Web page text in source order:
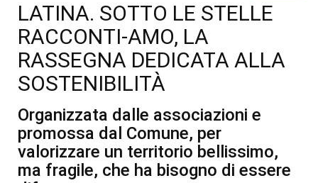
LATINA. SOTTO LE STELLE
RACCONTI-AMO, LA
RASSEGNA DEDICATA ALLA
SOSTENIBILITÀ
Organizzata dalle associazioni e
promossa dal Comune, per
valorizzare un territorio bellissimo,
ma fragile, che ha bisogno di essere